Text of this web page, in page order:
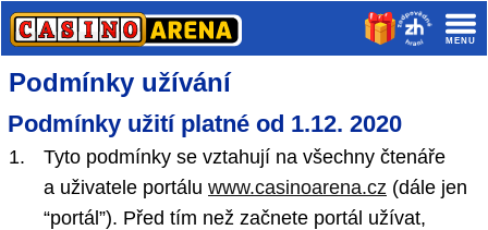
Podmínky užívání
Podmínky užití platné od 1.12. 2020
Tyto podmínky se vztahují na všechny čtenáře
a uživatele portálu www.casinoarena.cz (dále jen
“portál”). Před tím než začnete portál užívat,